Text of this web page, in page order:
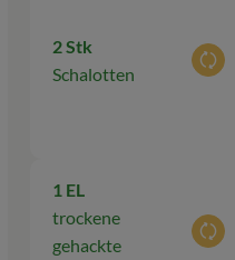
2 Stk
Schalotten
1 EL
trockene
gehackte